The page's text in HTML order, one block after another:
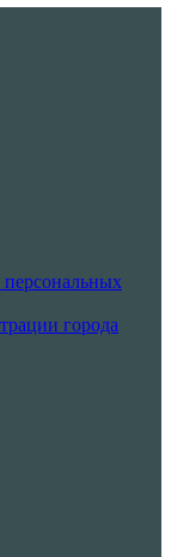
города